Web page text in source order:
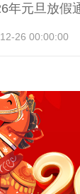
年元旦放假
26 00:00:00